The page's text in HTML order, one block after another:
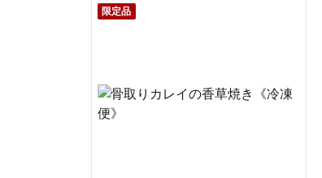
限定品